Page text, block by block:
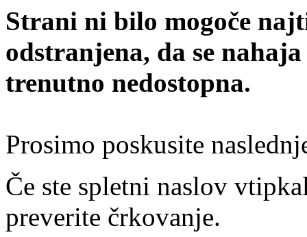
Strani ni bilo mogoče
odstranjena, da se
trenutno nedostopna.
Prosimo poskusite
Če ste spletni naslov
preverite črkovanje.